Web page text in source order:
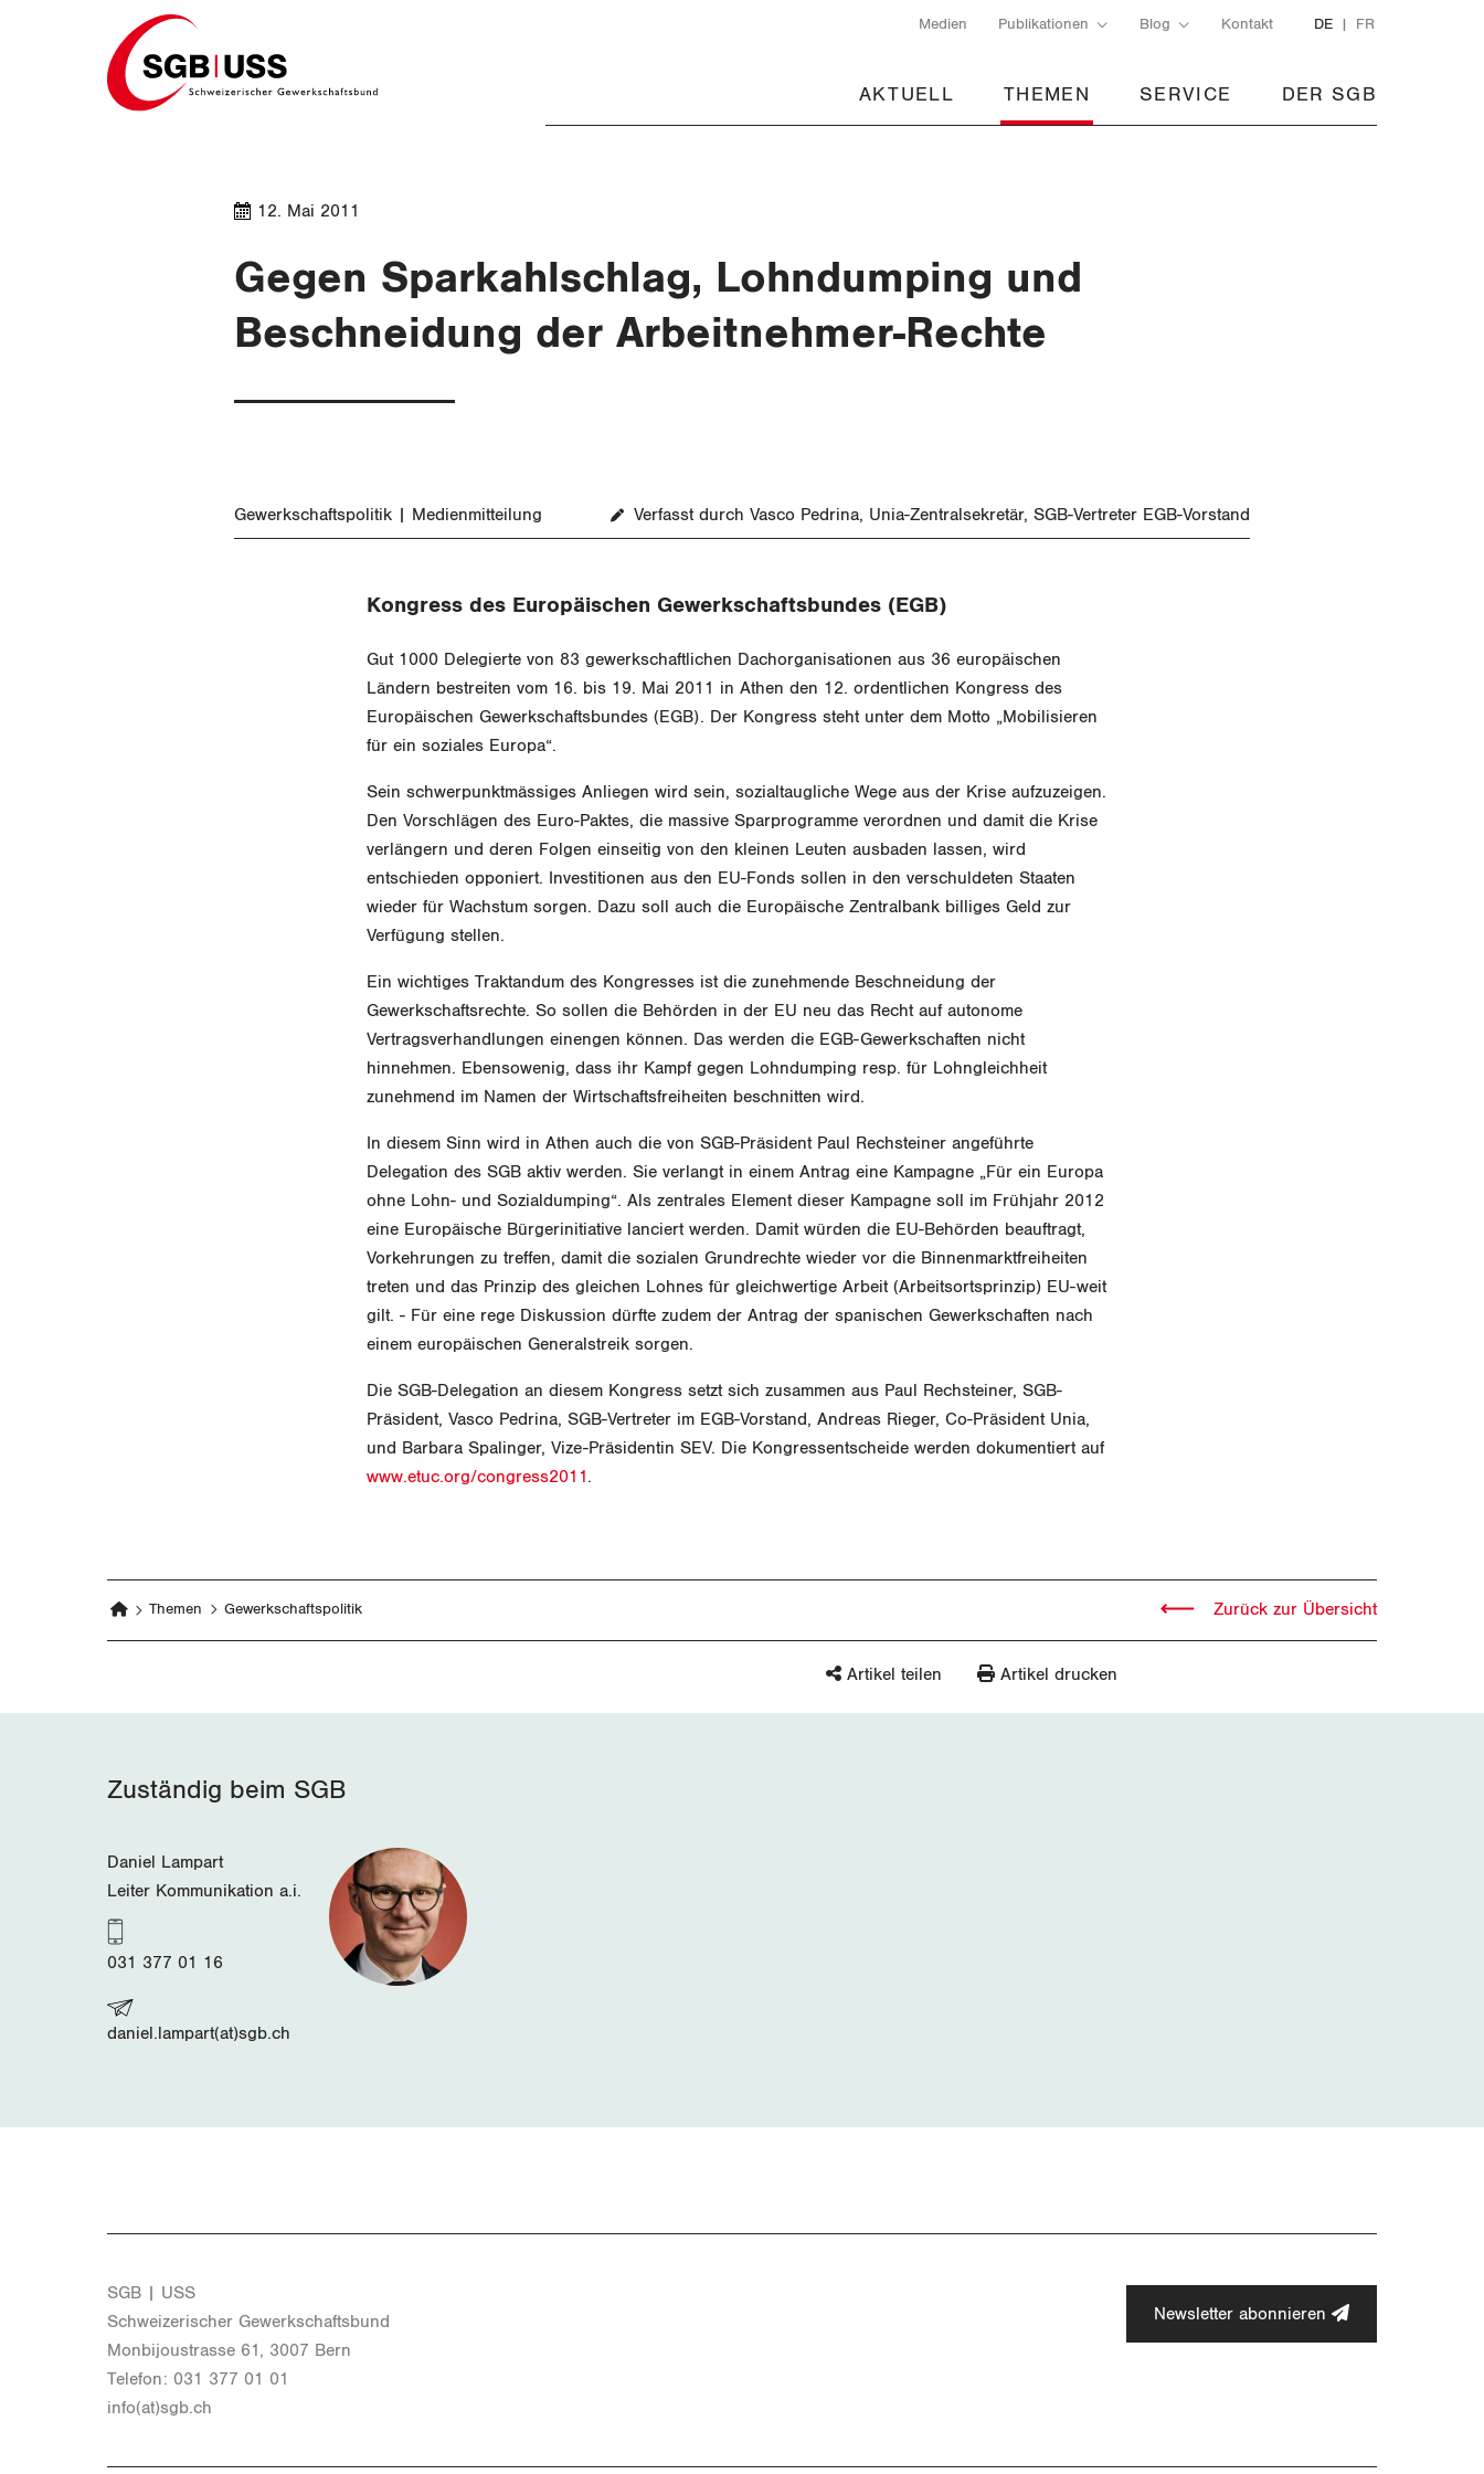
Home Medien Publikationen Blog Kontakt DE FR
AKTUELL THEMEN SERVICE DER SGB
12. Mai 2011
Gegen Sparkahlschlag, Lohndumping und
Beschneidung der Arbeitnehmer-Rechte
Gewerkschaftspolitik Medienmitteilung Verfasst durch Vasco Pedrina, Unia-Zentralsekretär, SGB-Vertreter EGB-Vorstand
Kongress des Europäischen Gewerkschaftsbundes (EGB)
Gut 1000 Delegierte von 83 gewerkschaftlichen Dachorganisationen aus 36 europäischen
Ländern bestreiten vom 16. bis 19. Mai 2011 in Athen den 12. ordentlichen Kongress des
Europäischen Gewerkschaftsbundes (EGB). Der Kongress steht unter dem Motto „Mobilisieren
für ein soziales Europa“.
Sein schwerpunktmässiges Anliegen wird sein, sozialtaugliche Wege aus der Krise aufzuzeigen.
Den Vorschlägen des Euro-Paktes, die massive Sparprogramme verordnen und damit die Krise
verlängern und deren Folgen einseitig von den kleinen Leuten ausbaden lassen, wird
entschieden opponiert. Investitionen aus den EU-Fonds sollen in den verschuldeten Staaten
wieder für Wachstum sorgen. Dazu soll auch die Europäische Zentralbank billiges Geld zur
Verfügung stellen.
Ein wichtiges Traktandum des Kongresses ist die zunehmende Beschneidung der
Gewerkschaftsrechte. So sollen die Behörden in der EU neu das Recht auf autonome
Vertragsverhandlungen einengen können. Das werden die EGB-Gewerkschaften nicht
hinnehmen. Ebensowenig, dass ihr Kampf gegen Lohndumping resp. für Lohngleichheit
zunehmend im Namen der Wirtschaftsfreiheiten beschnitten wird.
In diesem Sinn wird in Athen auch die von SGB-Präsident Paul Rechsteiner angeführte
Delegation des SGB aktiv werden. Sie verlangt in einem Antrag eine Kampagne „Für ein Europa
ohne Lohn- und Sozialdumping“. Als zentrales Element dieser Kampagne soll im Frühjahr 2012
eine Europäische Bürgerinitiative lanciert werden. Damit würden die EU-Behörden beauftragt,
Vorkehrungen zu treffen, damit die sozialen Grundrechte wieder vor die Binnenmarktfreiheiten
treten und das Prinzip des gleichen Lohnes für gleichwertige Arbeit (Arbeitsortsprinzip) EU-weit
gilt. - Für eine rege Diskussion dürfte zudem der Antrag der spanischen Gewerkschaften nach
einem europäischen Generalstreik sorgen.
Die SGB-Delegation an diesem Kongress setzt sich zusammen aus Paul Rechsteiner, SGB-
Präsident, Vasco Pedrina, SGB-Vertreter im EGB-Vorstand, Andreas Rieger, Co-Präsident Unia,
und Barbara Spalinger, Vize-Präsidentin SEV. Die Kongressentscheide werden dokumentiert auf
www.etuc.org/congress2011 .
Themen Gewerkschaftspolitik Zurück zur Übersicht
Artikel teilen Artikel drucken
Zuständig beim SGB
Daniel Lampart
Leiter Kommunikation a.i.
031 377 01 16
daniel.lampart(at)sgb.ch
SGB | USS
Schwei­ze­ri­scher Ge­werk­schafts­bund
Mon­bi­joustras­se 61, 3007 Bern
Te­le­fon: 031 377 01 01
info(at)​sgb.​ch
Newsletter abonnieren